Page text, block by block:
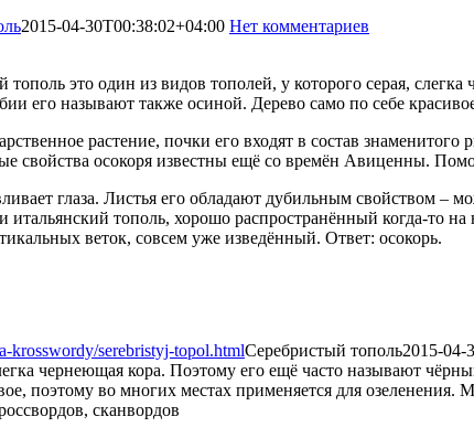
2015-04-30T00:38:02+04:00 Нет комментариев
тополь это один из видов тополей, у которого серая,
его называют также осиной. Дерево само по себе
растение, почки его входят в состав
свойства осокоря известны ещё со времён Авиценны.
глаза. Листья его обладают дубильным свойством
итальянский тополь, хорошо распространённый когда-то
веток, совсем уже изведённый. Ответ: осокорь.
krosswordy/serebristyj-topol.htmlСеребристый тополь2015-04-
чернеющая кора. Поэтому его ещё часто называют
поэтому во многих местах применяется для озеленения.